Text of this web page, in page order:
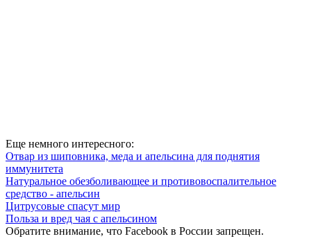
Еще немного интересного:
Отвар из шиповника, меда и апельсина для поднятия
иммунитета
Натуральное обезболивающее и противовоспалительное
средство - апельсин
Цитрусовые спасут мир
Польза и вред чая с апельсином
Обратите внимание, что Facebook в России запрещен.